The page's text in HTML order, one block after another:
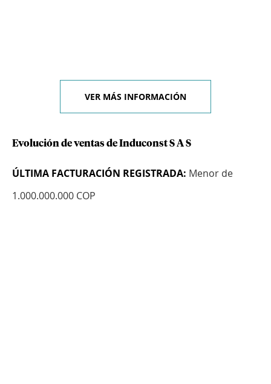
VER MÁS INFORMACIÓN
Evolución de ventas de Induconst S A S
ÚLTIMA FACTURACIÓN REGISTRADA: Menor de
1.000.000.000 COP